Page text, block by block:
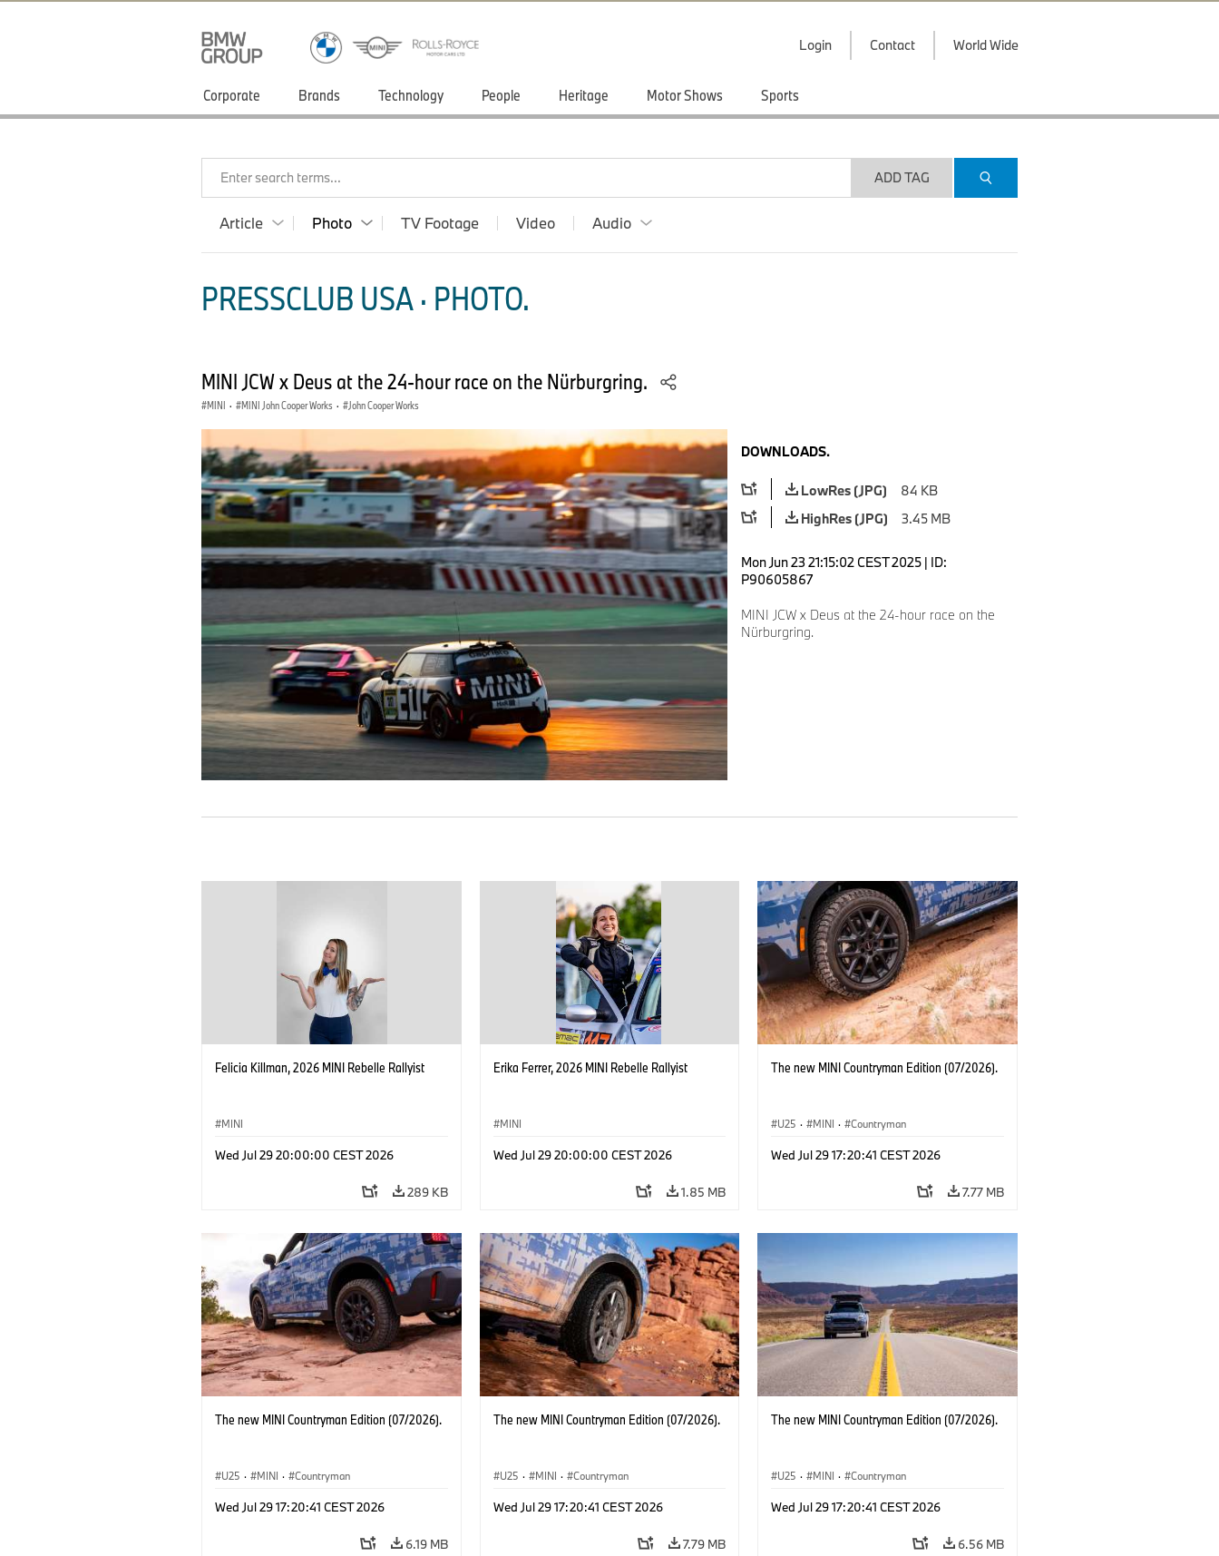
Login Contact World Wide
Corporate Brands Technology People Heritage Motor Shows Sports
Enter search terms... ADD TAG
Article Photo TV Footage Video Audio
PRESSCLUB USA · PHOTO.
MINI JCW x Deus at the 24-hour race on the Nürburgring.
MINI · MINI John Cooper Works · John Cooper Works
DOWNLOADS.
LowRes (JPG)
84 KB
HighRes (JPG)
3.45 MB
Mon Jun 23 21:15:02 CEST 2025 | ID:
P90605867
MINI JCW x Deus at the 24-hour race on the
Nürburgring.
Felicia Killman, 2026 MINI Rebelle Rallyist
MINI
Wed Jul 29 20:00:00 CEST 2026
289 KB
Erika Ferrer, 2026 MINI Rebelle Rallyist
MINI
Wed Jul 29 20:00:00 CEST 2026
1.85 MB
The new MINI Countryman Edition (07/2026).
U25 · MINI · Countryman
Wed Jul 29 17:20:41 CEST 2026
7.77 MB
The new MINI Countryman Edition (07/2026).
U25 · MINI · Countryman
Wed Jul 29 17:20:41 CEST 2026
6.19 MB
The new MINI Countryman Edition (07/2026).
U25 · MINI · Countryman
Wed Jul 29 17:20:41 CEST 2026
7.79 MB
The new MINI Countryman Edition (07/2026).
U25 · MINI · Countryman
Wed Jul 29 17:20:41 CEST 2026
6.56 MB